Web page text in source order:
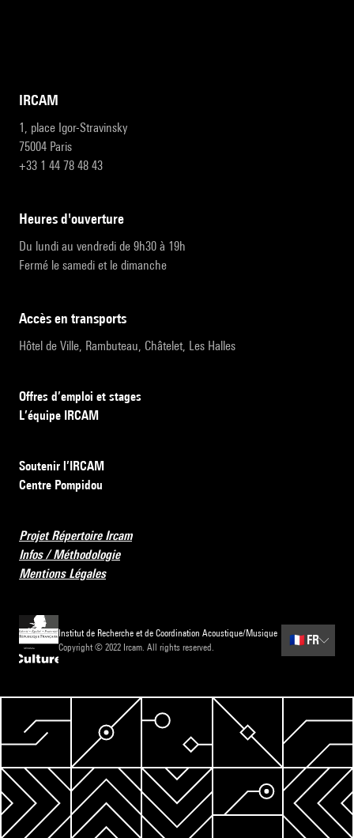
IRCAM
1, place Igor-Stravinsky
75004 Paris
+33 1 44 78 48 43
heures d'ouverture
Du lundi au vendredi de 9h30 à 19h
Fermé le samedi et le dimanche
accès en transports
Hôtel de Ville, Rambuteau, Châtelet, Les Halles
Offres d’emploi et stages
L’équipe IRCAM
Soutenir l’IRCAM
Centre Pompidou
Projet Répertoire Ircam
Infos / Méthodologie
Mentions Légales
Institut de Recherche et de Coordination Acoustique/Musique
Copyright © 2022 Ircam. All rights reserved.
🇫🇷 FR